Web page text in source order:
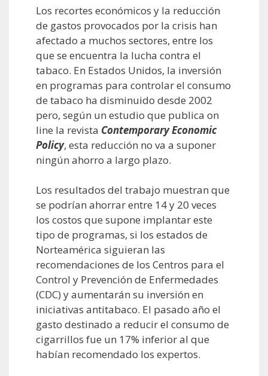
Los recortes económicos y la reducción
de gastos provocados por la crisis han
afectado a muchos sectores, entre los
que se encuentra la lucha contra el
tabaco. En Estados Unidos, la inversión
en programas para controlar el consumo
de tabaco ha disminuido desde 2002
pero, según un estudio que publica on
line la revista Contemporary Economic
Policy, esta reducción no va a suponer
ningún ahorro a largo plazo.
Los resultados del trabajo muestran que
se podrían ahorrar entre 14 y 20 veces
los costos que supone implantar este
tipo de programas, si los estados de
Norteamérica siguieran las
recomendaciones de los Centros para el
Control y Prevención de Enfermedades
(CDC) y aumentarán su inversión en
iniciativas antitabaco. El pasado año el
gasto destinado a reducir el consumo de
cigarrillos fue un 17% inferior al que
habían recomendado los expertos.